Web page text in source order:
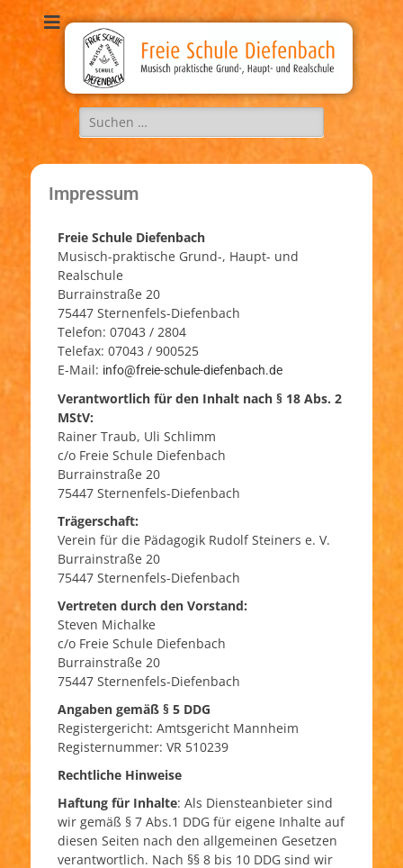
Freie Schule
Diefenbach
Musisch, praktische Grund-, Haupt-, und Realschule
Impressum
Freie Schule Diefenbach
Musisch-praktische Grund-, Haupt- und
Realschule
Burrainstraße 20
75447 Sternenfels-Diefenbach
Telefon: 07043 / 2804
Telefax: 07043 / 900525
E-Mail:
ed.hc
abnef
eid-e
luhcs
-eier
f@ofn
i
Verantwortlich für den Inhalt nach § 18 Abs. 2
MStV:
Rainer Traub, Uli Schlimm
c/o Freie Schule Diefenbach
Burrainstraße 20
75447 Sternenfels-Diefenbach
Trägerschaft:
Verein für die Pädagogik Rudolf Steiners e. V.
Burrainstraße 20
75447 Sternenfels-Diefenbach
Vertreten durch den Vorstand:
Steven Michalke
c/o Freie Schule Diefenbach
Burrainstraße 20
75447 Sternenfels-Diefenbach
Angaben gemäß § 5 DDG
Registergericht: Amtsgericht Mannheim
Registernummer: VR 510239
Rechtliche Hinweise
Haftung für Inhalte: Als Diensteanbieter sind
wir gemäß § 7 Abs.1 DDG für eigene Inhalte auf
diesen Seiten nach den allgemeinen Gesetzen
verantwortlich. Nach §§ 8 bis 10 DDG sind wir